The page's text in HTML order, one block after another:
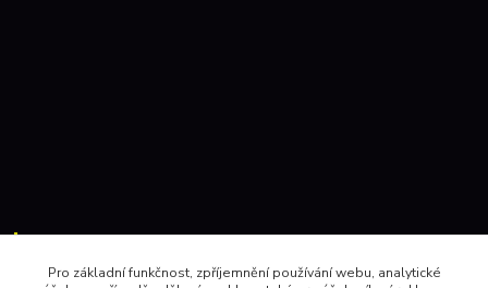
Pro základní funkčnost, zpříjemnění používání webu, analytické